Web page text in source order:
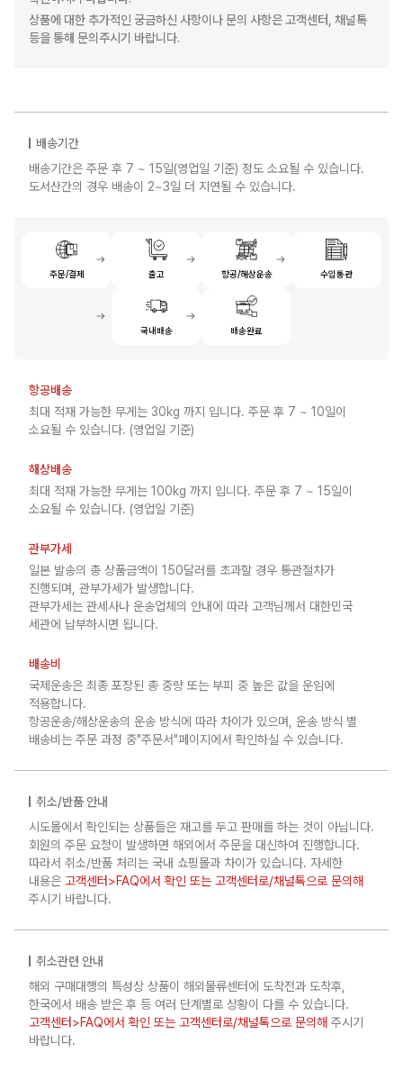
상품에 대한 추가적인 궁금하신 사항이나 문의 사항은 고객센터, 채널톡
등을 통해 문의주시기 바랍니다.
배송기간
배송기간은 주문 후 7 ~ 15일(영업일 기준) 정도 소요될 수 있습니다.
도서산간의 경우 배송이 2~3일 더 지연될 수 있습니다.
주문/결제 출고 항공/해상운송 수입통관
국내배송 배송완료
항공배송
최대 적재 가능한 무게는 30kg 까지 입니다. 주문 후 7 ~ 10일이
소요될 수 있습니다. (영업일 기준)
해상배송
최대 적재 가능한 무게는 100kg 까지 입니다. 주문 후 7 ~ 15일이
소요될 수 있습니다. (영업일 기준)
관부가세
일본 발송의 총 상품금액이 150달러를 초과할 경우 통관절차가
진행되며, 관부가세가 발생합니다.
관부가세는 관세사나 운송업체의 안내에 따라 고객님께서 대한민국
세관에 납부하시면 됩니다.
배송비
국제운송은 최종 포장된 총 중량 또는 부피 중 높은 값을 운임에
적용합니다.
항공운송/해상운송의 운송 방식에 따라 차이가 있으며, 운송 방식 별
배송비는 주문 과정 중"주문서"페이지에서 확인하실 수 있습니다.
취소/반품 안내
시도몰에서 확인되는 상품들은 재고를 두고 판매를 하는 것이 아닙니다.
회원의 주문 요청이 발생하면 해외에서 주문을 대신하여 진행합니다.
따라서 취소/반품 처리는 국내 쇼핑몰과 차이가 있습니다. 자세한
내용은 고객센터>FAQ에서 확인 또는 고객센터로/채널톡으로 문의해
주시기 바랍니다.
취소관련 안내
해외 구매대행의 특성상 상품이 해외물류센터에 도착전과 도착후,
한국에서 배송 받은 후 등 여러 단계별로 상황이 다를 수 있습니다.
고객센터>FAQ에서 확인 또는 고객센터로/채널톡으로 문의해 주시기
바랍니다.